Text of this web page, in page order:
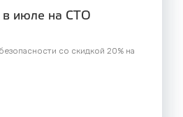
в июле на СТО
со скидкой 20% на